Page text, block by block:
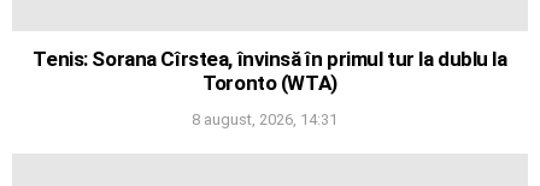
Tenis: Sorana Cîrstea, învinsă în primul tur la dublu la
Toronto (WTA)
8 august, 2026, 14:31